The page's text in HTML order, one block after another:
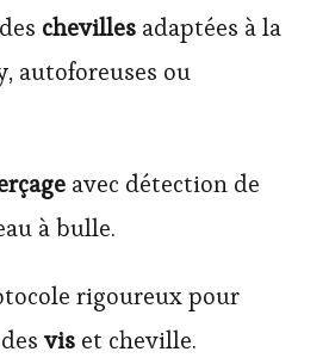
chevilles adaptées à la
autoforeuses ou
avec détection de
à bulle.
rigoureux pour
vis et cheville.